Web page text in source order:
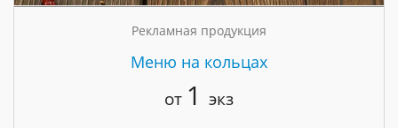
Рекламная продукция
Меню на кольцах
от 1 экз